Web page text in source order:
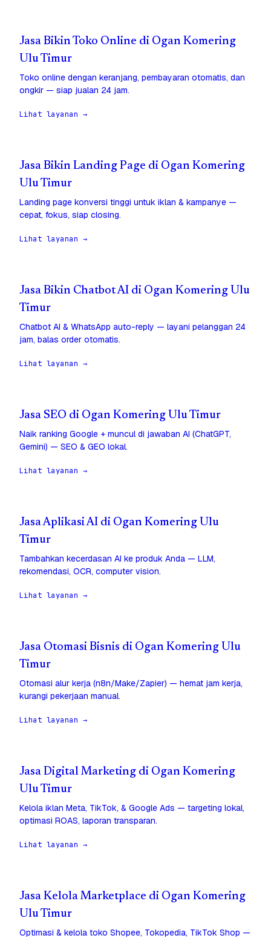
Jasa Bikin Toko Online di Ogan Komering
Ulu Timur
Toko online dengan keranjang, pembayaran otomatis, dan
ongkir — siap jualan 24 jam.
Lihat layanan →
Jasa Bikin Landing Page di Ogan Komering
Ulu Timur
Landing page konversi tinggi untuk iklan & kampanye —
cepat, fokus, siap closing.
Lihat layanan →
Jasa Bikin Chatbot AI di Ogan Komering Ulu
Timur
Chatbot AI & WhatsApp auto-reply — layani pelanggan 24
jam, balas order otomatis.
Lihat layanan →
Jasa SEO di Ogan Komering Ulu Timur
Naik ranking Google + muncul di jawaban AI (ChatGPT,
Gemini) — SEO & GEO lokal.
Lihat layanan →
Jasa Aplikasi AI di Ogan Komering Ulu
Timur
Tambahkan kecerdasan AI ke produk Anda — LLM,
rekomendasi, OCR, computer vision.
Lihat layanan →
Jasa Otomasi Bisnis di Ogan Komering Ulu
Timur
Otomasi alur kerja (n8n/Make/Zapier) — hemat jam kerja,
kurangi pekerjaan manual.
Lihat layanan →
Jasa Digital Marketing di Ogan Komering
Ulu Timur
Kelola iklan Meta, TikTok, & Google Ads — targeting lokal,
optimasi ROAS, laporan transparan.
Lihat layanan →
Jasa Kelola Marketplace di Ogan Komering
Ulu Timur
Optimasi & kelola toko Shopee, Tokopedia, TikTok Shop —